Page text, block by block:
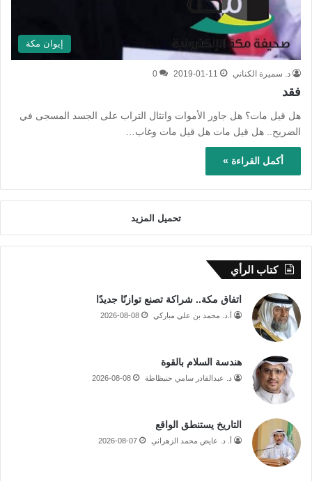
إيوان مكة
د. سميرة الكناني 2019-01-11
0
فقد
هل قيل مات؟ هل جاور الأموات وانثال التراب على الجسد المسجى في
الضريح.. هل قيل مات هل قيل مات وغاب…
أكمل القراءة »
تحميل المزيد
كتاب الرأي
اتفاق مكة.. شراكة تصنع توازنًا جديدًا
أ.د. محمد بن علي مباركي 2026-08-08
هندسة السلام بالقوة
د. عبدالقادر سامي حنبظاظة 2026-08-08
التاريخ يستنطق الواقع
أ. د. عايض محمد الزهراني 2026-08-07